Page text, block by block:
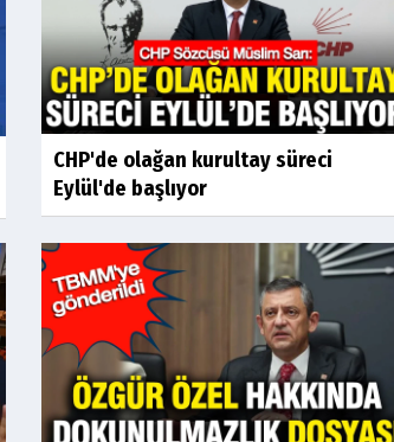
CHP'de olağan kurultay süreci
Eylül'de başlıyor